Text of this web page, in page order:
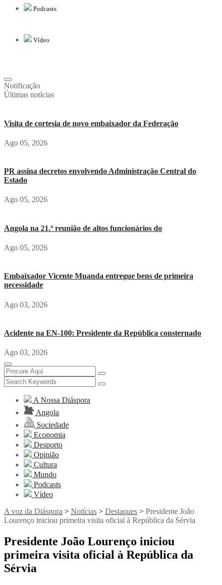
Podcasts
Vídeo
Notificação
Últimas notícias
Visita de cortesia de novo embaixador da Federação
Ago 05, 2026
PR assina decretos envolvendo Administração Central do
Estado
Ago 05, 2026
Angola na 21.ª reunião de altos funcionários do
Ago 05, 2026
Embaixador Vicente Muanda entregue bens de primeira
necessidade
Ago 03, 2026
Acidente na EN-100: Presidente da República consternado
Ago 03, 2026
A Nossa Diáspora
Angola
Sociedade
Economia
Desporto
Opinião
Cultura
Mundo
Podcasts
Vídeo
A voz da Diáspora > Notícias > Destaques > Presidente João
Lourenço iniciou primeira visita oficial à República da Sérvia
Presidente João Lourenço iniciou
primeira visita oficial à República da
Sérvia